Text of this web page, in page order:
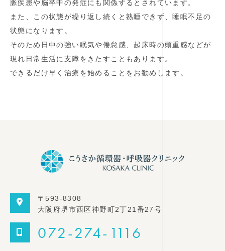
脈疾患や脳卒中の発症にも関係するとされています。
また、この状態が繰り返し続くと熟睡できず、睡眠不足の
状態になります。
そのため日中の強い眠気や倦怠感、起床時の頭重感などが
現れ日常生活に支障をきたすこともあります。
できるだけ早く治療を始めることをお勧めします。
〒593-8308
大阪府堺市西区神野町2丁21番27号
072-274-1116